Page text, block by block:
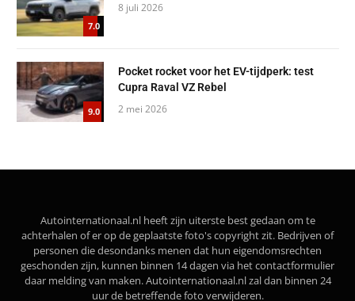
7.0
8 juli 2026
9.0
Pocket rocket voor het EV-tijdperk: test
Cupra Raval VZ Rebel
2 mei 2026
Autointernationaal.nl heeft zijn uiterste best gedaan om te
achterhalen of er op de geplaatste foto's copyright zit. Bedrijven of
personen die desondanks menen dat hun eigendomsrechten
geschonden zijn, kunnen binnen 14 dagen via het contactformulier
daar melding van maken. Autointernationaal.nl zal dan binnen 24
uur de betreffende foto verwijderen.